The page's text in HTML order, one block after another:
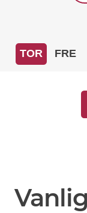
TOR FRE